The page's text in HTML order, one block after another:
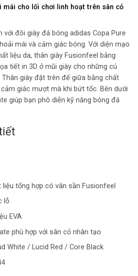
cho lối chơi linh hoạt trên sân cỏ
với đôi giày đá bóng adidas Copa Pure
mái và cảm giác bóng. Với diện mạo
liệu da, thân giày Fusionfeel bằng
tiết in 3D ở mũi giày cho những cú
giày đặt trên đế giữa bằng chất
giác mượt mà khi bứt tốc. Bên dưới
giúp bạn phô diễn kỹ năng bóng đá
tổng hợp có vân sần Fusionfeel
lỗ
EVA
phù hợp với sân cỏ nhân tạo
White / Lucid Red / Core Black